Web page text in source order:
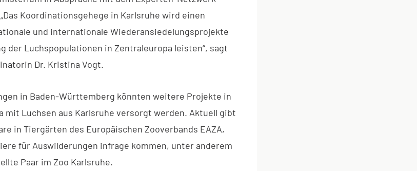
Koordinationsgehege in Karlsruhe wird einen
und internationale Wiederansiedelungsprojekte
der Luchspopulationen in Zentraleuropa leisten“, sagt
Dr. Kristina Vogt.
in Baden-Württemberg könnten weitere Projekte in
mit Luchsen aus Karlsruhe versorgt werden. Aktuell gibt
in Tiergärten des Europäischen Zooverbands EAZA,
für Auswilderungen infrage kommen, unter anderem
Paar im Zoo Karlsruhe.